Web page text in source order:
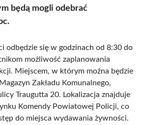
będą mogli odebrać
odbędzie się w godzinach od 8:30 do
możliwość zaplanowania
Miejscem, w którym można będzie
Zakładu Komunalnego,
Traugutta 20. Lokalizacja znajduje
Komendy Powiatowej Policji, co
do miejsca wydawania żywności.